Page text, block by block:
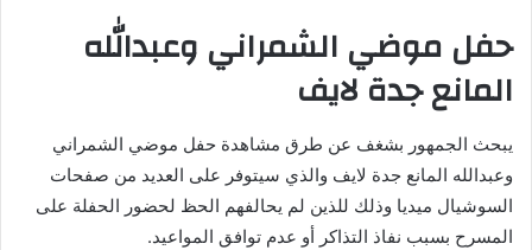
حفل موضي الشمراني وعبدالله
المانع جدة لايف
يبحث الجمهور بشغف عن طرق مشاهدة حفل موضي الشمراني
وعبدالله المانع جدة لايف والذي سيتوفر على العديد من صفحات
السوشيال ميديا وذلك للذين لم يحالفهم الحظ لحضور الحفلة على
المسرح بسبب نفاذ التذاكر أو عدم توافق المواعيد.